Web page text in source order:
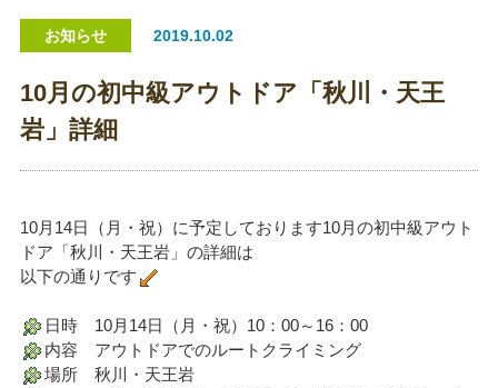
お知らせ 2019.10.02
10月の初中級アウトドア「秋川・天王
岩」詳細
10月14日（月・祝）に予定しております10月の初中級アウト
ドア「秋川・天王岩」の詳細は
以下の通りです
日時 10月14日（月・祝）10：00～16：00
内容 アウトドアでのルートクライミング
場所 秋川・天王岩